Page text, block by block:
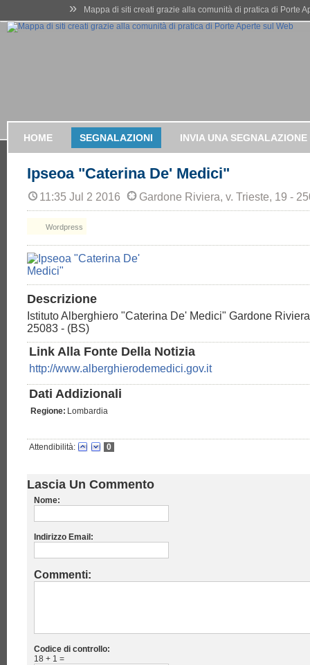
» Mappa di siti creati grazie alla comunità di pratica di Porte
HOME SEGNALAZIONI INVIA UNA SEGNALAZIONE
Ipseoa "Caterina De' Medici"
11:35 Jul 2 2016 Gardone Riviera, v. Trieste, 19 -
Wordpress
Descrizione
Istituto Alberghiero "Caterina De' Medici" Gardone
25083 - (BS)
Link Alla Fonte Della Notizia
http://www.alberghierodemedici.gov.it
Dati Addizionali
Regione: Lombardia
Attendibilità: 0
Lascia Un Commento
Nome:
Indirizzo Email:
Commenti:
Codice di controllo:
18 + 1 =